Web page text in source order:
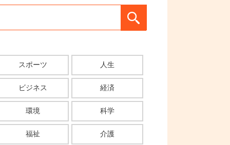
スポーツ 人生
ビジネス 経済
環境 科学
福祉 介護